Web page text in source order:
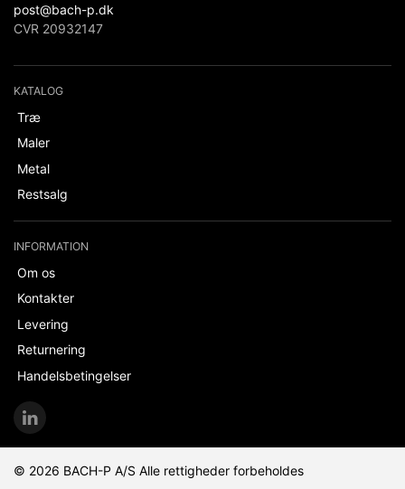
post@bach-p.dk
CVR 20932147
KATALOG
Træ
Maler
Metal
Restsalg
INFORMATION
Om os
Kontakter
Levering
Returnering
Handelsbetingelser
© 2026 BACH-P A/S Alle rettigheder forbeholdes